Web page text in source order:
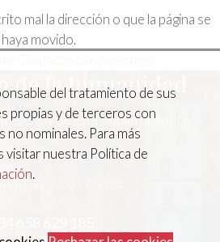
mal la dirección o que la página se
haya movido.
la humanidad
esencia de esta ciudad histórica.
del tratamiento de sus
propias y de terceros con
no nominales. Para más
visitar nuestra Política de
.